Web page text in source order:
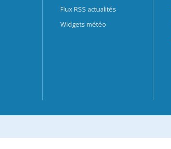
Flux RSS actualités
Widgets météo